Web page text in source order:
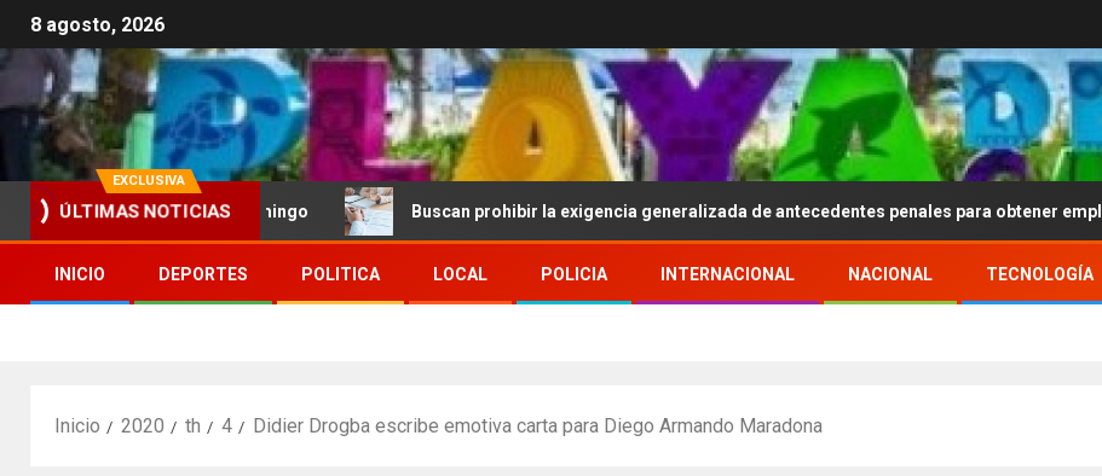
8 agosto, 2026
EXCLUSIVA
ÚLTIMAS NOTICIAS
vela en Santo Domingo Buscan prohibir la exigencia generalizada de antecedentes penales para obtener empleo en México
INICIO DEPORTES POLITICA LOCAL POLICIA INTERNACIONAL NACIONAL TECNOLOGÍA
Inicio 2020 th 4 Didier Drogba escribe emotiva carta para Diego Armando Maradona